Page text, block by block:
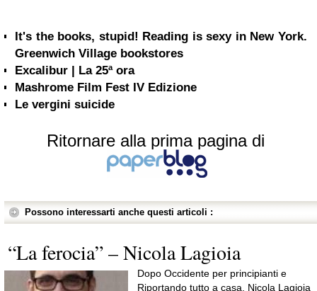
It's the books, stupid! Reading is sexy in New York.
Greenwich Village bookstores
Excalibur | La 25ª ora
Mashrome Film Fest IV Edizione
Le vergini suicide
Ritornare alla prima pagina di
Possono interessarti anche questi articoli :
“La ferocia” – Nicola Lagioia
Dopo Occidente per principianti e
Riportando tutto a casa, Nicola Lagioia